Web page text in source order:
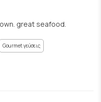
great seafood.
Gourmet γεύσεις